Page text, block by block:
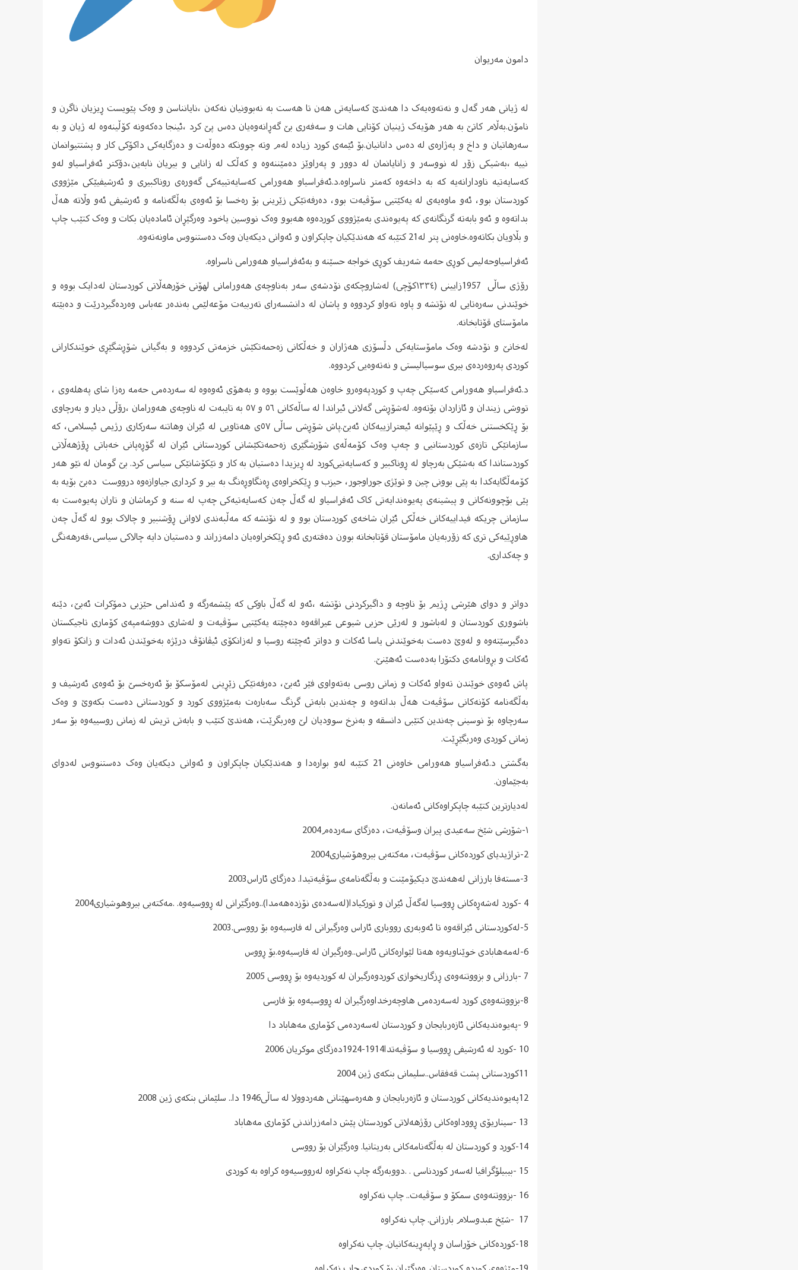
دامون مەریوان
لە ژیانی هەر گەل و نەتەوەیەک دا هەندێ کەسایەتی هەن تا هەست بە نەبوونیان نەکەن ،نایانناسن و وەک پێویست ڕیزیان ناگرن و
نامۆن.بەڵام کاتێ بە هەر هۆیەک ژینیان کۆتایی هات و سەفەری بێ گەڕانەوەیان دەس پێ کرد ،ئینجا دەکەونە کۆڵینەوە لە ژیان و بە
سەرهاتیان و داخ و پەژارەی لە دەس دانانیان.بۆ ئێمەی کورد زیادە لەم وتە چوونکە دەوڵەت و دەزگایەکی داکۆکی کار و پشتتیوانمان
نییە ،بەشیکی زۆر لە نووسەر و زانایانمان لە دوور و پەراوێز دەمێننەوە و کەڵک لە زانایی و بیریان نابەین،دۆکتر ئەفراسیاو لەو
کەسایەتیە ناودارانەیە کە بە داخەوە کەمتر ناسراوە.د.ئەفراسیاو هەورامی کەسایەتییەکی گەورەی روناکبیری و ئەرشیفیێکی مێژووی
کوردستان بوو، ئەو ماوەیەی لە یەکێتیی سۆڤیەت بوو، دەرفەتێکی زێرینی بۆ رەخسا بۆ ئەوەی بەڵگەنامە و ئەرشیفی ئەو وڵاتە هەڵ
بداتەوە و ئەو بابەتە گرنگانەی کە پەیوەندی بەمێژووی کوردەوە هەبوو وەک نووسین یاخود وەرگێڕان ئامادەیان بکات و وەک کتێب چاپ
و بڵاویان بکاتەوە.خاوەنی پتر لە21 کتێبە کە هەندێکیان چاپکراون و ئەوانی دیکەیان وەک دەستنووس ماونەتەوە.
ئەفراسیاوحەلیمی کوڕی حەمە شەریف کوڕی خواجە حسێنە و بەئەفراسیاو هەورامی ناسراوە.
رۆژی ساڵی 1957زایینی (١٣٣٤کۆچی) لەشاروچکەی نۆدشەی سەر بەناوچەی هەورامانی لهۆنی خۆرهەڵاتی کوردستان لەدایک بووە و
خوێندنی سەرەتایی لە نۆتشە و پاوە تەواو کردووە و پاشان لە دانشسەرای تەربیەت مۆعەلێمی بەندەر عەباس وەردەگیردرێت و دەبێتە
مامۆستای قۆتابخانە.
لەخانێ‌ و نۆدشە وەک مامۆستایەکی دڵسۆزی هەژاران و خەڵکانی زەحمەتکێش خزمەتی کردووە و بەگیانی شۆڕشگێڕی خوێندکارانی
کوردی پەروەردەی بیری سوسیالیستی و نەتەوەیی کردووە.
د.ئەفراسیاو هەورامی کەسێکی چەپ و کوردپەوەرو خاوەن هەڵوێست بووە و بەهۆی ئەوەوە لە سەردەمی حەمە رەزا شای پەهلەوی ،
تووشی زیندان و ئازاردان بۆتەوە. لەشۆڕشی گەلانی ئیراندا لە ساڵەکانی ٥٦ و ٥٧ بە تایبەت لە ناوچەی هەورامان ،رۆڵی دیار و بەرچاوی
بۆ ڕێکخستنی خەڵک و ڕێپێوانە ئیعترازییەکان ئەبێ‌.پاش شۆڕشی ساڵی ٥٧ی هەتاویی لە ئێران وهاتنە سەرکاری رژیمی ئیسلامی، کە
سازمانێکی تازەی کوردستانیی و چەپ وەک کۆمەڵەی شۆرشگێری زەحمەتکێشانی کوردستانی ئێران لە گۆڕەپانی خەباتی ڕۆژهەڵاتی
کوردستاندا کە بەشێکی بەرچاو لە ڕوناکبیر و کەسایەتیی‌کورد لە ڕیزیدا دەستیان بە کار و تێکۆشانێکی سیاسی کرد. بێ گومان لە نێو هەر
کۆمەڵگایەکدا بە پێی بوونی چین و توێژی جوراوجور، حیزب و ڕێکخراوەی ڕەنگاوڕەنگ بە بیر و کرداری جیاوازەوە درووست دەبێ بۆیە بە
پێی بۆچوونەکانی و پیشینەی پەیوەندایەتی کاک ئەفراسیاو لە گەڵ چەن کەسایەتیەکی چەپ لە سنە و کرماشان و تاران پەیوەست بە
سازمانی چریکە فیداییەکانی خەڵکی ئێران شاخەی کوردستان بوو و لە نۆتشە کە مەڵبەندی لاوانی ڕۆشنبیر و چالاک بوو لە گەڵ چەن
هاوڕێیەکی تری کە زۆربەیان مامۆستان قۆتابخانە بوون دەفتەری ئەو ڕێکخراوەیان دامەزراند و دەستیان دایە چالاکی سیاسی،فەرهەنگی
و چەکداری.
دواتر و دوای هێرشی ڕژیم بۆ ناوچە و داگیرکردنی نۆتشە ،ئەو لە گەڵ باوکی کە پێشمەرگە و ئەندامی حێزبی دمۆکرات ئەبێ، دێنە
باشووری کوردستان و لەباشور و لەرێی حزبی شیوعی عیراقەوە دەچێتە یەکێتیی سۆڤیەت و لەشاری دووشەمپەی کۆماری تاجیکستان
دەگیرسێتەوە و لەوێ‌ دەست بەخوێندنی یاسا ئەکات و دواتر ئەچێتە روسیا و لەزانکۆی ئیڤانۆڤ درێژە بەخوێندن ئەدات و زانکۆ تەواو
ئەکات و بڕوانامەی دکتۆرا بەدەست ئەهێنێ‌.
پاش ئەوەی خوێندن تەواو ئەکات و زمانی روسی بەتەواوی فێر ئەبێ‌، دەرفەتێکی زێڕینی لەمۆسکۆ بۆ ئەرەخسێ‌ بۆ ئەوەی ئەرشیف و
بەڵگەنامە کۆنەکانی سۆڤیەت هەڵ بداتەوە و چەندین بابەتی گرنگ سەبارەت بەمێژووی کورد و کوردستانی دەست بکەوێ‌ و وەک
سەرچاوە بۆ نوسینی چەندین کتێبی دانسقە و بەنرخ سوودیان لێ‌ وەربگرێت، هەندێ‌ کتێب و بابەتی تریش لە زمانی روسییەوە بۆ سەر
زمانی کوردی وەربگێڕێت.
بەگشتی د.ئەفراسیاو هەورامی خاوەنی 21 کتێبە لەو بوارەدا و هەندێکیان چاپکراون و ئەوانی دیکەیان وەک دەستنووس لەدوای
بەجێماون.
لەدیارترین کتێبە چاپکراوەکانی ئەمانەن.
١-شۆرشی شێخ سه‌عیدی پیران وسۆڤیه‌ت، ده‌زگای سه‌رده‌م2004
2-تراژیدیای کورده‌کانی سۆڤیه‌ت، مه‌کته‌بی بیروهۆشیاری2004
3-مسته‌فا با‌رزانی له‌هه‌ندێ دیکیۆمێنت و به‌ڵگه‌نامه‌ی سۆڤیه‌تیدا. ده‌زگای ئاراس2003
4 -کورد له‌شه‌ڕه‌کانی ڕووسیا له‌گه‌ڵ ئێران و تورکیادا(له‌سه‌ده‌ی نۆزده‌هه‌مدا)..وه‌رگێرانی له‌ ڕووسیه‌وه‌. .مه‌کته‌بی بیروهوشیاری2004
5-له‌کوردستانی ئێراقه‌وه‌ تا ئه‌وبه‌ری رووباری ئاراس وه‌رگیرانی له‌ فارسیه‌وه بۆ رووسی‌.2003
6-له‌مه‌هابادی خوێناویه‌وه‌ هه‌تا لێواره‌کانی ئاراس..وه‌رگیران له‌ فارسیه‌وه‌.بۆ ڕووس
7 -بارزانی و بزووتنه‌وه‌ی ڕزگاریخوازی کوردوه‌رگیران له‌ کوردیه‌وه‌ بۆ ڕووسی 2005
8-بزووتنه‌وه‌ی کورد له‌سه‌رده‌می هاوچه‌رخداوه‌رگیران له‌ ڕووسیه‌وه‌ بۆ فارسی
9 -په‌یوه‌ندیه‌کانی ئازه‌ربایجان و کوردستان له‌سه‌رده‌می کۆماری مه‌هاباد دا
10 -کورد له‌ ئه‌رشیفی ڕووسیا و سۆڤیه‌تدا1914-1924ده‌زگای موکریان 2006
11کوردستانی پشت قه‌فقاس..سلیمانی بنکه‌ی ژین 2004
12په‌یوه‌ندیه‌کانی کوردستان و ئازه‌ربایجان و هه‌ره‌سهێنانی هه‌ردوولا له‌ ساڵی1946 دا.. سلێمانی بنکه‌ی ژین 2008
13 -سیناریۆی ڕووداوه‌کانی رۆژهه‌لاتی کوردستان پێش دامه‌زراندنی کۆماری مه‌هاباد
14-کورد و کوردستان له‌ به‌ڵگه‌نامه‌کانی به‌ریتانیا. وه‌رگێران بۆ رووسی
15 -بیبیلۆگرافیا له‌سه‌ر کوردناسی . .دووبه‌رگه‌ چاپ نه‌کراوه‌ له‌رووسیه‌وه‌ کراوه‌ به‌ کوردی
16 -بزووتنه‌وه‌ی سمکۆ و سۆڤیه‌ت.. چاپ نه‌کراوه
‌17 -شێخ عبدوسلام بارزانی. چاپ نه‌کراوه
‌18-کورده‌کانی خۆراسان و ڕاپه‌ڕینه‌کانیان. چاپ نه‌کراوه